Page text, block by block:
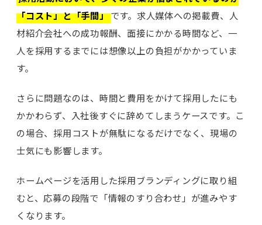
「コスト」と「手間」です。求人媒体への掲載費、人
材紹介会社への成功報酬、面接にかかる時間など、一
人を採用するまでには想像以上の負担がかかっていま
す。
さらに問題なのは、時間と費用をかけて採用したにも
かかわらず、入社後すぐに辞めてしまうケースです。こ
の場合、採用コストが無駄になるだけでなく、現場の
士気にも影響します。
ホームページを活用した採用ブランディングに取り組
むと、応募の段階で「情報のすり合わせ」が進みやす
くなります。